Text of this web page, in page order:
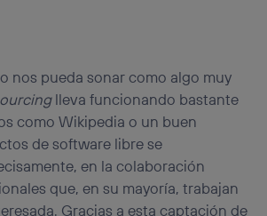
nos pueda sonar como algo muy
lleva funcionando bastante
como Wikipedia o un buen
de software libre se
en la colaboración
que, en su mayoría, trabajan
Gracias a esta captación de